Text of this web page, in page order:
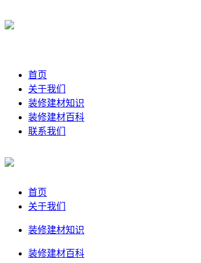
首页
关于我们
装修建材知识
装修建材百科
联系我们
首页
关于我们
装修建材知识
装修建材百科